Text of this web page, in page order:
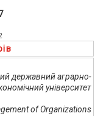
державний аграрно-
університет
of Organizations